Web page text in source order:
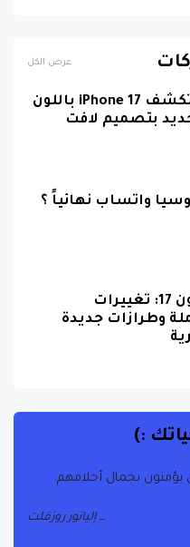
عرض الكل
صورة مسربة تكشف iPhone 17 باللون
بتصميم لافت
واتساب نهائياً ؟
تسريبات آيفون 17: تغييرات
وطرازات جديدة
:)
يؤمنون بجمال أحلامهم.
إليانور روزفلت